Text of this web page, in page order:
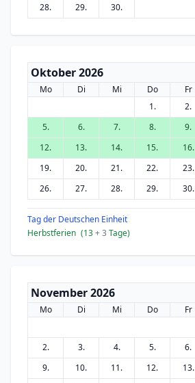
28.
29. 30.
Oktober 2026
Mo Di Mi Do Fr
1.
2.
5.
6. 7. 8. 9.
12.
13. 14. 15. 16.
19.
20. 21. 22. 23.
26.
27. 28. 29. 30.
Tag der Deutschen Einheit
Herbstferien (13+ 3 Tage)
November 2026
Mo Di Mi Do Fr
2.
3. 4. 5. 6.
9.
10. 11. 12. 13.